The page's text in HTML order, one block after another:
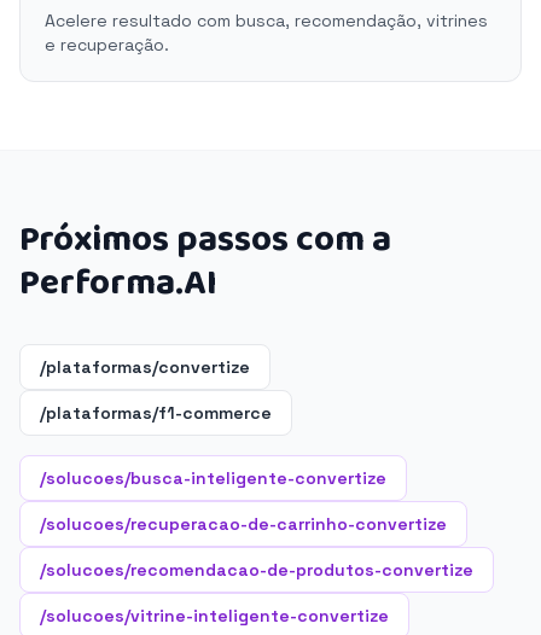
Acelere resultado com busca, recomendação, vitrines
e recuperação.
Próximos passos com a
Performa.AI
/plataformas/convertize
/plataformas/f1-commerce
/solucoes/busca-inteligente-convertize
/solucoes/recuperacao-de-carrinho-convertize
/solucoes/recomendacao-de-produtos-convertize
/solucoes/vitrine-inteligente-convertize